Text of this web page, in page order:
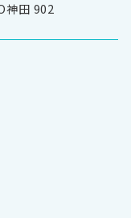
神田 902